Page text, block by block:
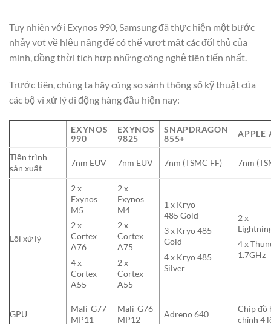
Tuy nhiên với Exynos 990, Samsung đã thực hiện một bước
nhảy vọt về hiệu năng để có thể vượt mặt các đối thủ của
mình, đồng thời tích hợp những công nghệ tiên tiến nhất.
Trước tiên, chúng ta hãy cùng so sánh thông số kỹ thuật của
các bộ vi xử lý di động hàng đầu hiện nay:
EXYNOS
990
EXYNOS
9825
SNAPDRAGON
855+
APPLE
Tiền trình
sản xuất
7nm EUV 7nm EUV 7nm (TSMC FF) 7nm
Lõi xử lý
2 x
Exynos
M5
2 x
Cortex
A76
4 x
Cortex
A55
2 x
Exynos
M4
2 x
Cortex
A75
2 x
Cortex
A55
1 x Kryo
485 Gold
3 x Kryo 485
Gold
4 x Kryo 485
Silver
2 x
4 x
1.7GHz
GPU
Mali-G77
MP11
Mali-G76
MP12
Adreno 640
Chip đồ
chỉnh 4